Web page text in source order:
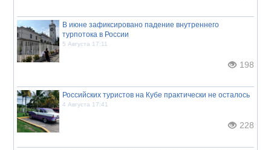
В июне зафиксировано падение внутреннего
турпотока в России
5 Августа 17:11
198
Российских туристов на Кубе практически не осталось
4 Августа 17:41
228